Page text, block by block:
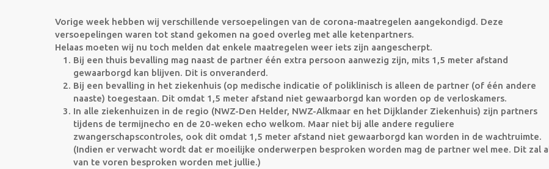
Vorige week hebben wij verschillende versoepelingen van de corona-maatregelen aangekondigd. Deze
versoepelingen waren tot stand gekomen na goed overleg met alle ketenpartners.
Helaas moeten wij nu toch melden dat enkele maatregelen weer iets zijn aangescherpt.
Bij een thuis bevalling mag naast de partner één extra persoon aanwezig zijn, mits 1,5 meter afstand
gewaarborgd kan blijven. Dit is onveranderd.
Bij een bevalling in het ziekenhuis (op medische indicatie of poliklinisch is alleen de partner (of één andere
naaste) toegestaan. Dit omdat 1,5 meter afstand niet gewaarborgd kan worden op de verloskamers.
In alle ziekenhuizen in de regio (NWZ-Den Helder, NWZ-Alkmaar en het Dijklander Ziekenhuis) zijn partners
tijdens de termijnecho en de 20-weken echo welkom. Maar niet bij alle andere reguliere
zwangerschapscontroles, ook dit omdat 1,5 meter afstand niet gewaarborgd kan worden in de wachtruimte.
(Indien er verwacht wordt dat er moeilijke onderwerpen besproken worden mag de partner wel mee. Dit zal
van te voren besproken worden met jullie.)